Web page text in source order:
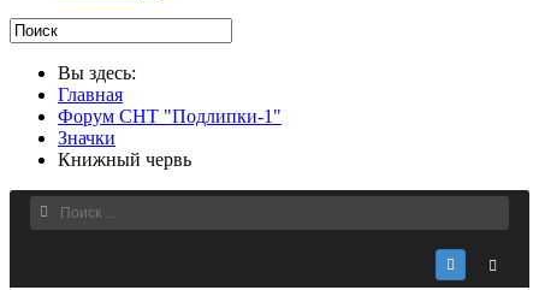
Вы здесь:
Главная
Форум СНТ "Подлипки-1"
Значки
Книжный червь